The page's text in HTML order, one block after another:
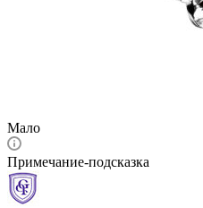
Мало
Примечание-подсказка